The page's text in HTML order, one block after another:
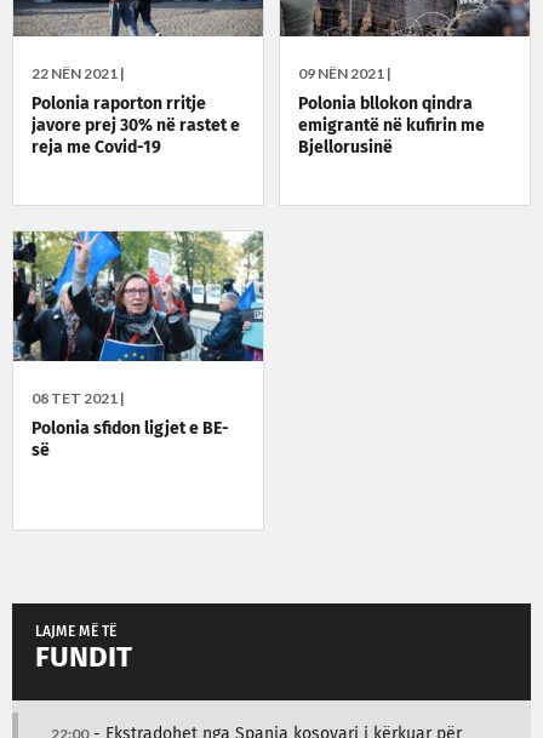
22 NËN 2021 |
Polonia raporton rritje
javore prej 30% në rastet e
reja me Covid-19
09 NËN 2021 |
Polonia bllokon qindra
emigrantë në kufirin me
Bjellorusinë
08 TET 2021 |
Polonia sfidon ligjet e BE-
së
LAJME MË TË
FUNDIT
22:00- Ekstradohet nga Spanja kosovari i kërkuar për